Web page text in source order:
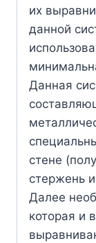
их
данной
Данная
стене
стержень
Далее
которая и